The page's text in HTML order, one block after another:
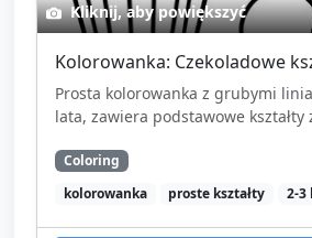
Kliknij, aby powiększyć
Kolorowanka: Czekoladowe
Prosta kolorowanka z grubymi
lata, zawiera podstawowe kształty
Coloring
kolorowanka
proste kształty 2-3